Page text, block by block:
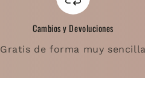
Cambios y Devoluciones
Gratis de forma muy sencilla